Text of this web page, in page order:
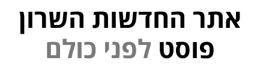
אתר החדשות השרון
פוסט